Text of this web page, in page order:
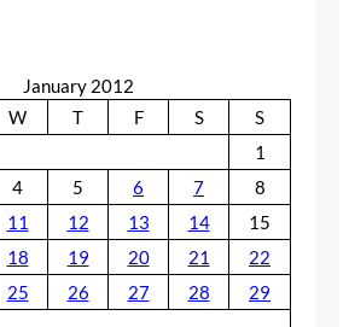
January 2012
W T F S
S
1
4 5 6 7
8
11 12 13 14
15
18 19 20 21
22
25 26 27 28
29